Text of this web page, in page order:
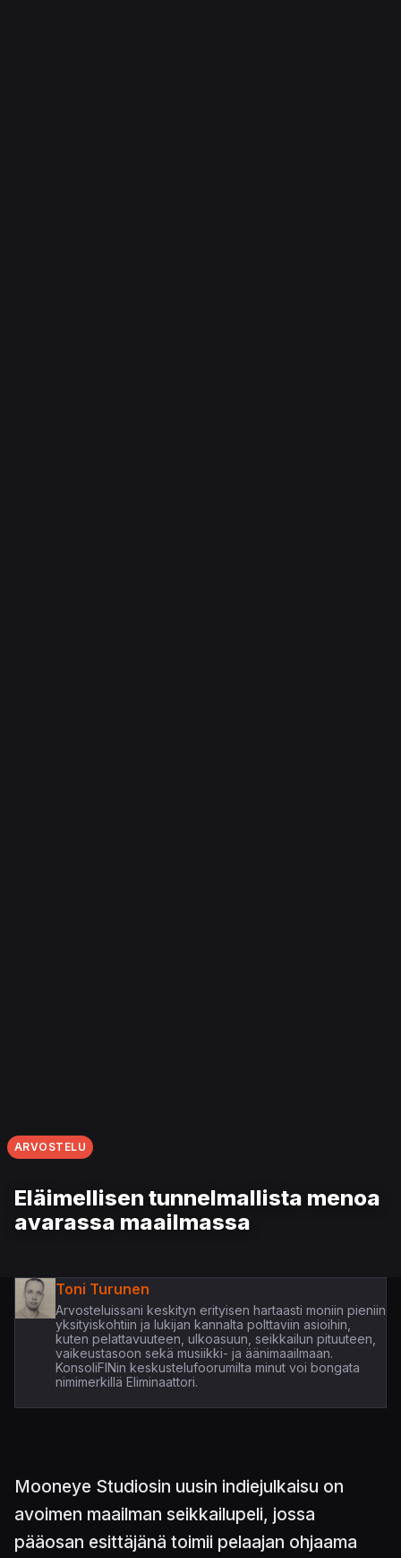
ARVOSTELU
Eläimellisen tunnelmallista menoa
avarassa maailmassa
Toni Turunen
Arvosteluissani keskityn erityisen hartaasti moniin pieniin
yksityiskohtiin ja lukijan kannalta polttaviin asioihin,
kuten pelattavuuteen, ulkoasuun, seikkailun pituuteen,
vaikeustasoon sekä musiikki- ja äänimaailmaan.
KonsoliFINin keskustelufoorumilta minut voi bongata
nimimerkillä Eliminaattori.
Mooneye Studiosin uusin indiejulkaisu on
avoimen maailman seikkailupeli, jossa
pääosan esittäjänä toimii pelaajan ohjaama